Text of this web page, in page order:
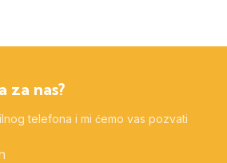
za nas?
telefona i mi ćemo vas pozvati